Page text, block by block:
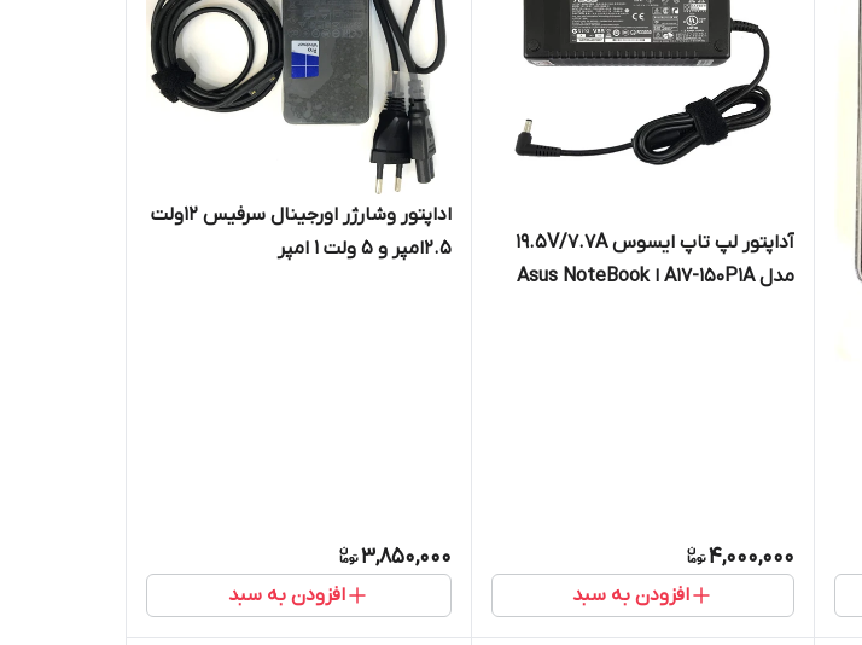
آداپتور لپ تاپ ایسوس 19.5V/7.7A
مدل A17-150P1A ا Asus NoteBook
4,000,000
افزودن به سبد
اداپتور وشارژر اورجینال سرفیس 12ولت
2.5امپر و 5 ولت 1 امپر
3,850,000
افزودن به سبد